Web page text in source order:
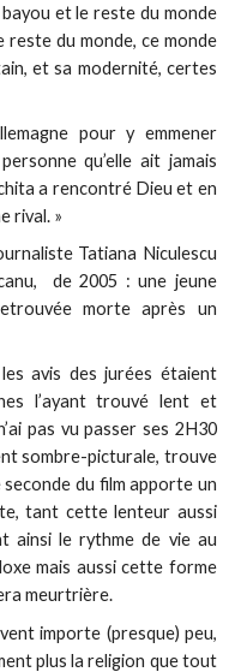
et le reste du monde
du monde, ce monde
et sa modernité, certes
pour y emmener
qu’elle ait jamais
a rencontré Dieu et en
rival. »
Tatiana Niculescu
de 2005 : une jeune
morte après un
avis des jurées étaient
l’ayant trouvé lent et
pas vu passer ses 2H30
sombre-picturale, trouve
du film apporte un
tant cette lenteur aussi
ainsi le rythme de vie au
mais aussi cette forme
meurtrière.
importe (presque) peu,
plus la religion que tout